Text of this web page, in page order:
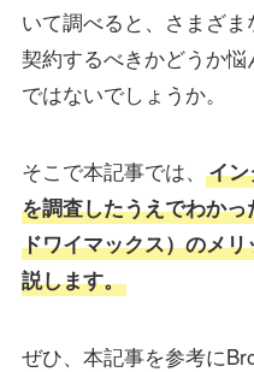
いて調べると、さまざま
契約するべきかどうか
ではないでしょうか。
そこで本記事では、
イ
を調査したうえでわか
ドワイマックス）のメ
説します。
ぜひ、本記事を参考に